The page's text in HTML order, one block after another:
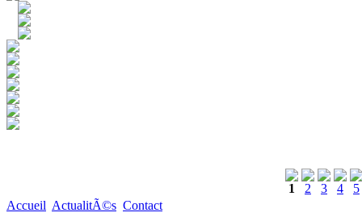
1 2 3 4
5
Accueil ActualitÃ©s Contact